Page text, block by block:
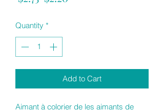
Quantity *
Add to Cart
Aimant à colorier de les aimants de